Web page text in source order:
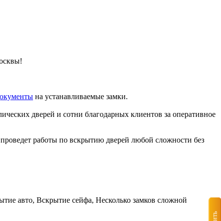
на устанавливаемые замки.
дверей и сотни благодарных клиентов за оперативное
работы по вскрытию дверей любой сложности без
авто, Вскрытие сейфа, Несколько замков сложной